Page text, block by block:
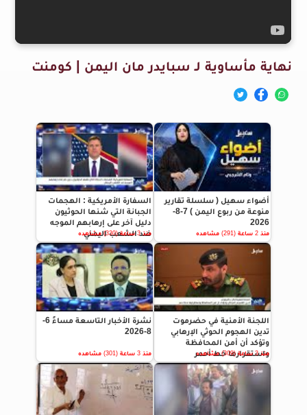
نهاية مأساوية لـ سبايدر مان اليمن | كومنت
أضواء سهيل ( سلسلة تقارير
منوعة من ربوع اليمن ) 7-8-
2026
منذ 2 ساعة (291) مشاهده
السفارة الأمريكية : الهجمات
الجبانة التي شنها الحوثيون
دليل آخر على إرهابهم الموجه
ضد الشعب اليمني
منذ 3 ساعة (330) مشاهده
اللجنة الأمنية في حضرموت
تدين الهجوم الحوثي الإرهابي
وتؤكد أن أمن المحافظة
واستقرارها خط أحمر
منذ 3 ساعة (309) مشاهده
نشرة الأخبار التاسعة مساءً 6-
8-2026
منذ 3 ساعة (301) مشاهده